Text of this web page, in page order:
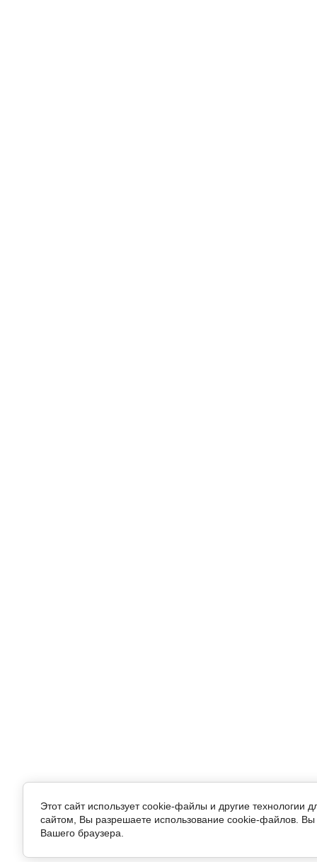
Этот сайт использует cookie-файлы и другие технологии
сайтом, Вы разрешаете использование cookie-файлов.
Вашего браузера.